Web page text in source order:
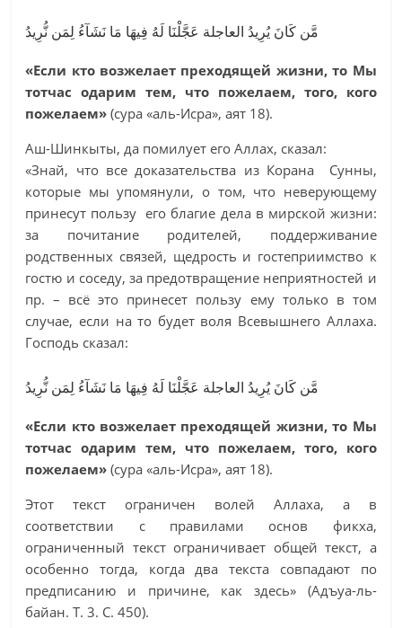
مَّن كَانَ يُرِيدُ العاجلة عَجَّلْنَا لَهُ فِيهَا مَا نَشَآءُ لِمَن نُّرِيدُ
«Если кто возжелает преходящей жизни, то Мы
тотчас одарим тем, что пожелаем, того, кого
пожелаем» (сура «аль-Исра», аят 18).
Аш-Шинкыты, да помилует его Аллах, сказал:
«Знай, что все доказательства из Корана Сунны,
которые мы упомянули, о том, что неверующему
принесут пользу его благие дела в мирской жизни:
за почитание родителей, поддерживание
родственных связей, щедрость и гостеприимство к
гостю и соседу, за предотвращение неприятностей и
пр. – всё это принесет пользу ему только в том
случае, если на то будет воля Всевышнего Аллаха.
Господь сказал:
مَّن كَانَ يُرِيدُ العاجلة عَجَّلْنَا لَهُ فِيهَا مَا نَشَآءُ لِمَن نُّرِيدُ
«Если кто возжелает преходящей жизни, то Мы
тотчас одарим тем, что пожелаем, того, кого
пожелаем» (сура «аль-Исра», аят 18).
Этот текст ограничен волей Аллаха, а в
соответствии с правилами основ фикха,
ограниченный текст ограничивает общей текст, а
особенно тогда, когда два текста совпадают по
предписанию и причине, как здесь» (Адъуа-ль-
байан. Т. 3. С. 450).